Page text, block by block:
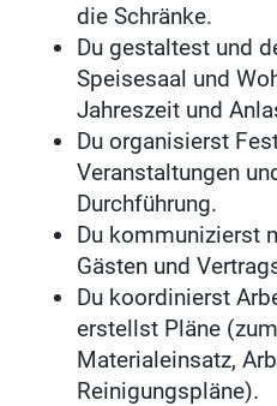
die Schränke.
Du gestaltest und
Speisesaal und
Jahreszeit und
Du organisierst
Veranstaltungen
Durchführung.
Du kommunizierst
Gästen und
Du koordinierst
erstellst Pläne
Materialeinsatz,
Reinigungspläne).